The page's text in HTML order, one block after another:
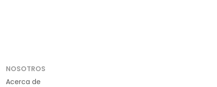
NOSOTROS
Acerca de